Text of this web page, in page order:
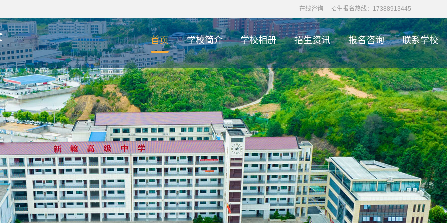
在线咨询 招生报名热线：17388913445
首页 学校简介 学校相册 招生资讯 报名咨询 联系学校